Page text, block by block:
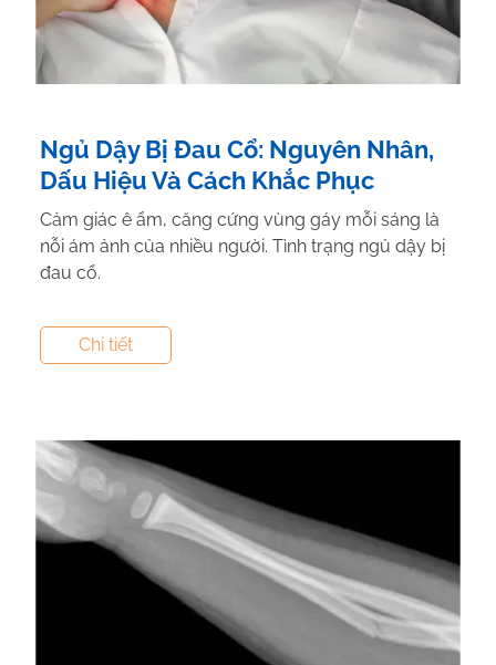
Ngủ Dậy Bị Đau Cổ: Nguyên Nhân,
Dấu Hiệu Và Cách Khắc Phục
Cảm giác ê ẩm, căng cứng vùng gáy mỗi sáng là
nỗi ám ảnh của nhiều người. Tình trạng ngủ dậy bị
đau cổ.
Sĩ Vũ Thị Hậu
Chi tiết